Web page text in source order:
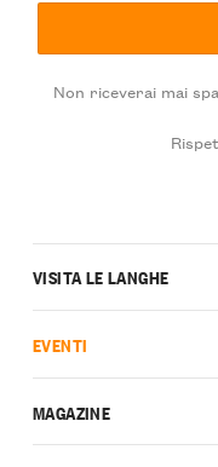
Non riceverai mai
VISITA LE LANGHE
EVENTI
MAGAZINE